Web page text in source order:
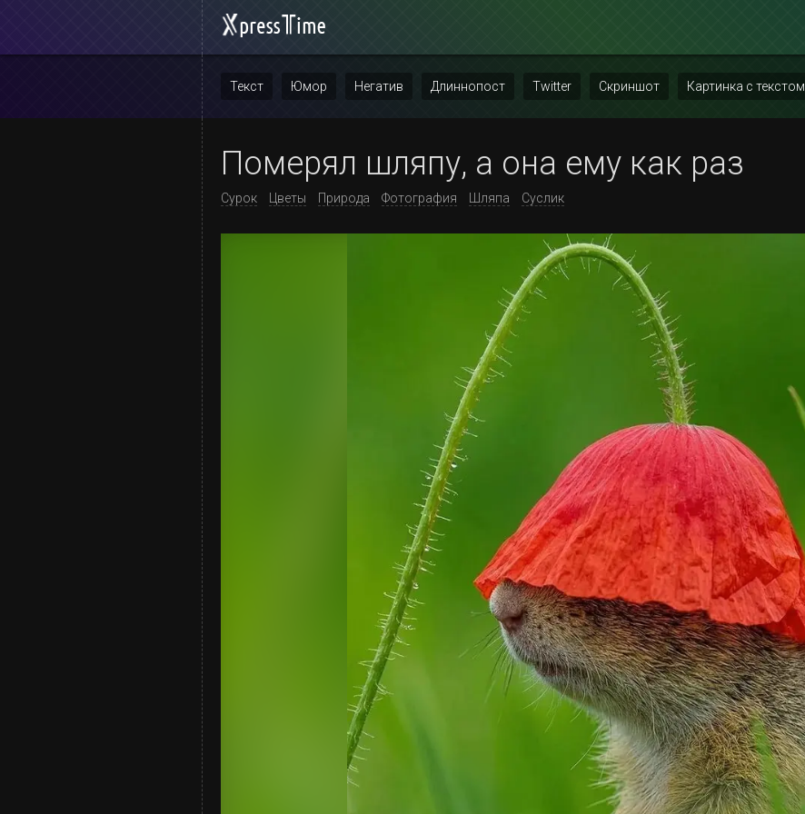
Текст Юмор Негатив Длиннопост Twitter Скриншот Картинка с текстом
Померял шляпу, а она ему как раз
Сурок Цветы Природа Фотография Шляпа Суслик